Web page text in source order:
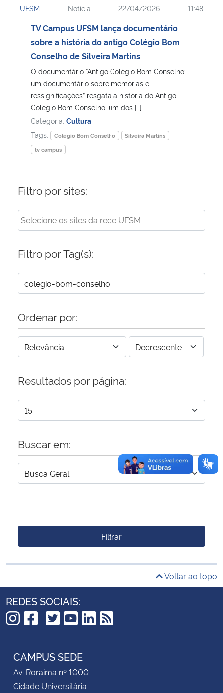
Ministério da Cidadania
Ministério de Minas e Energia
Ministério da Ciência, Tecnologia, Inovações e Comunicações
Ministério do Meio Ambiente
Ministério do Turismo
Controladoria-Geral da União
Ministério da Mulher, da Família e dos Direitos Humanos
Secretaria de Governo
Advocacia-Geral da União
Banco Central do Brasil
Planalto
UFSM Notícia 22/04/2026 11:48
TV Campus UFSM lança documentário
sobre a história do antigo Colégio Bom
Conselho de Silveira Martins
O documentário “Antigo Colégio Bom Conselho:
um documentário sobre memórias e
ressignificações” resgata a história do Antigo
Colégio Bom Conselho, um dos […]
Categoria: Cultura
Tags:
Colégio Bom Conselho
Silveira Martins
tv campus
Filtro por sites:
Filtro por Tag(s):
Ordenar por:
Resultados por página:
Buscar em:
Filtrar
Voltar ao topo
REDES SOCIAIS:
Instagram
Facebook
TikTok
Twitter
YouTube
LinkedIn
RSS
CAMPUS SEDE
Av. Roraima nº 1000
Cidade Universitária